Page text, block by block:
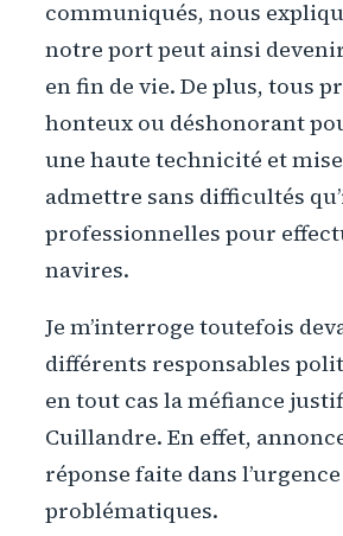
communiqués, nous
notre port peut ainsi
en fin de vie. De plus, tous
honteux ou déshonorant
une haute technicité et
admettre sans difficultés
professionnelles pour
navires.
Je m’interroge toutefois
différents responsables
en tout cas la méfiance
Cuillandre. En effet,
réponse faite dans
problématiques.